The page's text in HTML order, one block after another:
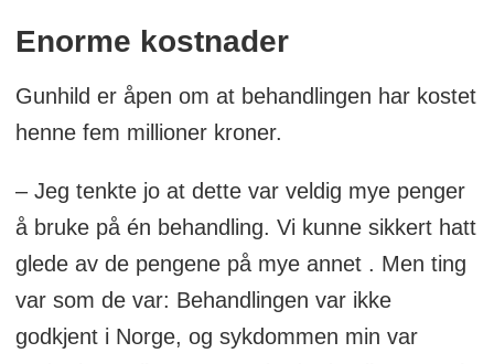
Enorme kostnader
Gunhild er åpen om at behandlingen har kostet
henne fem millioner kroner.
– Jeg tenkte jo at dette var veldig mye penger
å bruke på én behandling. Vi kunne sikkert hatt
glede av de pengene på mye annet . Men ting
var som de var: Behandlingen var ikke
godkjent i Norge, og sykdommen min var